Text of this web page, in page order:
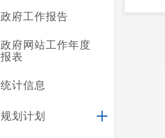
政府工作报告
政府网站工作年度
报表
统计信息
规划计划